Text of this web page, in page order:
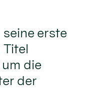
erste
die
der